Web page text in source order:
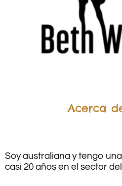
Acerca
Soy australiana y tengo
casi 20 años en el sector